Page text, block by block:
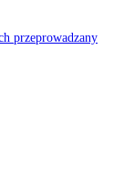
przeprowadzany